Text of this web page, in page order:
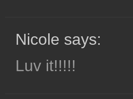
Nicole says:
Luv it!!!!!